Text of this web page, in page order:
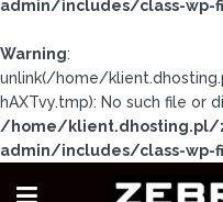
admin/includes/class-wp-
Warning:
unlink(/home/
hAXTvy.tmp): No such file or
/home/
admin/includes/class-wp-